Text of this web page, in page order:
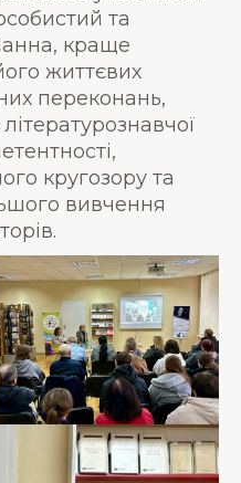
та
краще
життєвих
переконань,
кругозору та
вивчення